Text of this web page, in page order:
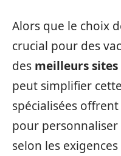
Alors que le choix
crucial pour des
des meilleurs sites
peut simplifier
spécialisées
pour
selon les